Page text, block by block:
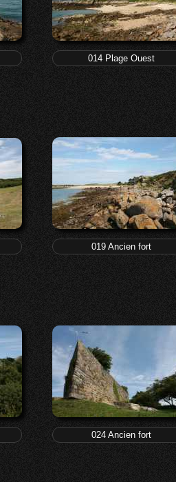
014 Plage Ouest
019 Ancien fort
024 Ancien fort